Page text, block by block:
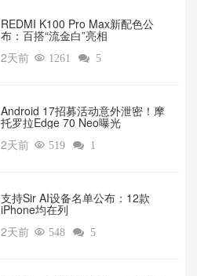
REDMI K100 Pro Max新配色公
布：百搭“流金白”亮相
2天前  1261  5
Android 17招募活动意外泄密！摩
托罗拉Edge 70 Neo曝光
2天前  519  1
支持Sir AI设备名单公布：12款
iPhone均在列
2天前  548  5